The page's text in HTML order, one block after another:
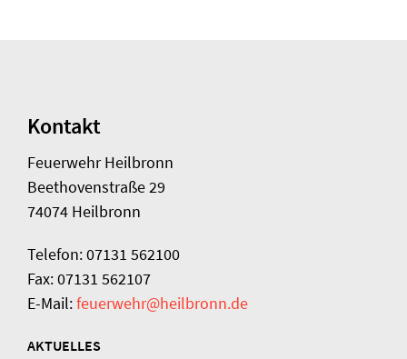
Kontakt
Feuerwehr Heilbronn
Beethovenstraße 29
74074 Heilbronn
Telefon: 07131 562100
Fax: 07131 562107
E-Mail:feuerwehr@heilbronn.de
AKTUELLES